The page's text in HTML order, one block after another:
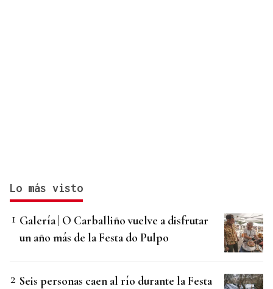
Lo más visto
Galería | O Carballiño vuelve a disfrutar
un año más de la Festa do Pulpo
Seis personas caen al río durante la Festa